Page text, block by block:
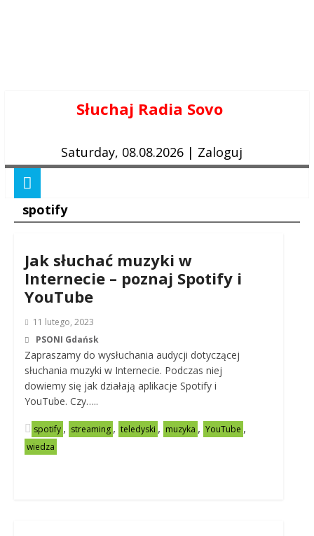
Słuchaj Radia Sovo
Saturday, 08.08.2026 | Zaloguj
spotify
Jak słuchać muzyki w
Internecie – poznaj Spotify i
YouTube
11 lutego, 2023
PSONI Gdańsk
Zapraszamy do wysłuchania audycji dotyczącej
słuchania muzyki w Internecie. Podczas niej
dowiemy się jak działają aplikacje Spotify i
YouTube. Czy…..
spotify , streaming , teledyski , muzyka , YouTube ,
wiedza